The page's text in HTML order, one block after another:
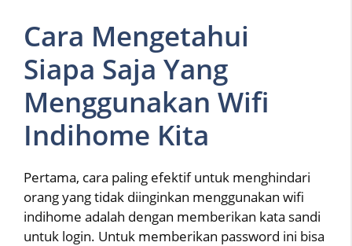
Cara Mengetahui
Siapa Saja Yang
Menggunakan Wifi
Indihome Kita
Pertama, cara paling efektif untuk menghindari
orang yang tidak diinginkan menggunakan wifi
indihome adalah dengan memberikan kata sandi
untuk login. Untuk memberikan password ini bisa